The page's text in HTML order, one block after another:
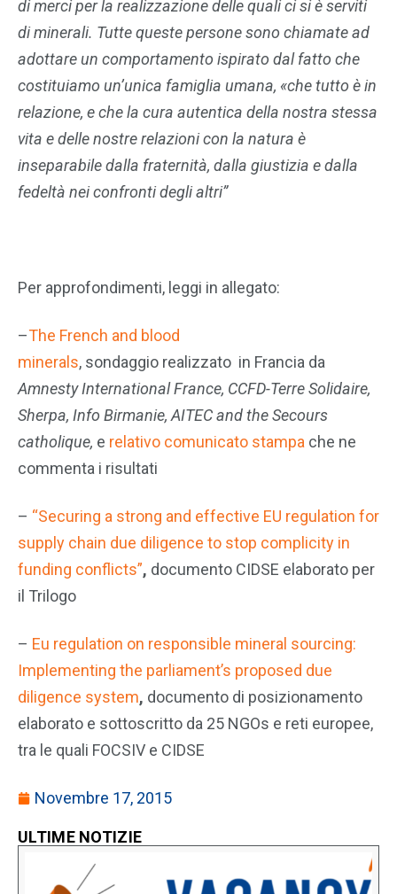
di merci per la realizzazione delle quali ci si è serviti
di minerali. Tutte queste persone sono chiamate ad
adottare un comportamento ispirato dal fatto che
costituiamo un’unica famiglia umana, «che tutto è in
relazione, e che la cura autentica della nostra stessa
vita e delle nostre relazioni con la natura è
inseparabile dalla fraternità, dalla giustizia e dalla
fedeltà nei confronti degli altri”
Per approfondimenti, leggi in allegato:
–The French and blood
minerals, sondaggio realizzato in Francia da
Amnesty International France, CCFD-Terre Solidaire,
Sherpa, Info Birmanie, AITEC and the Secours
catholique, e relativo comunicato stampa che ne
commenta i risultati
– “Securing a strong and effective EU regulation for
supply chain due diligence to stop complicity in
funding conflicts”, documento CIDSE elaborato per
il Trilogo
– Eu regulation on responsible mineral sourcing:
Implementing the parliament’s proposed due
diligence system, documento di posizionamento
elaborato e sottoscritto da 25 NGOs e reti europee,
tra le quali FOCSIV e CIDSE
Novembre 17, 2015
ULTIME NOTIZIE